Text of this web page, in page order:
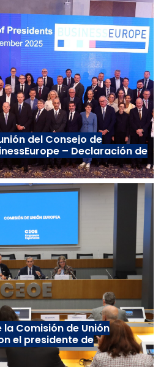
del Consejo de
– Declaración de
la Comisión de Unión
el presidente de